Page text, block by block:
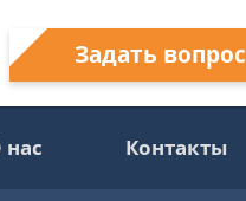
Задать вопрос
нас Контакты